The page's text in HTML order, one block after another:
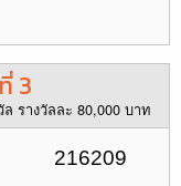
3
ล รางวัลละ 80,000 บาท
216209